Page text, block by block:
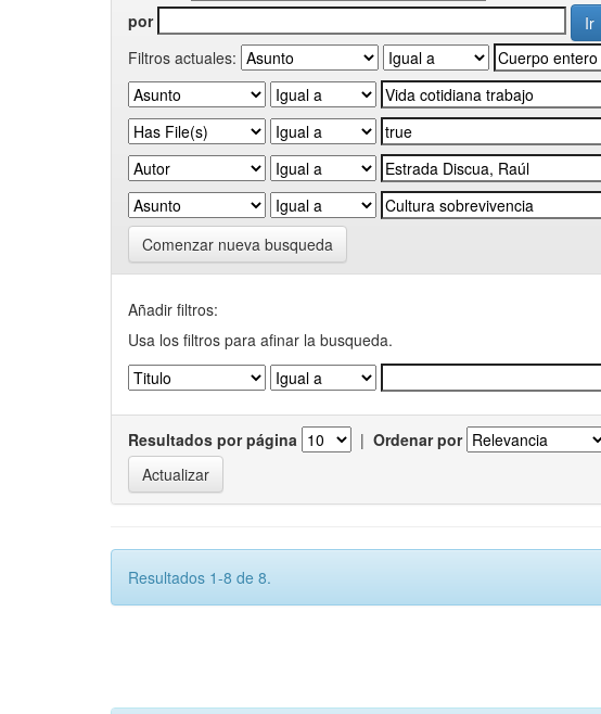
por
Filtros actuales:
Comenzar nueva busqueda
Añadir filtros:
Usa los filtros para afinar la busqueda.
Resultados por página | Ordenar por
Resultados 1-8 de 8.